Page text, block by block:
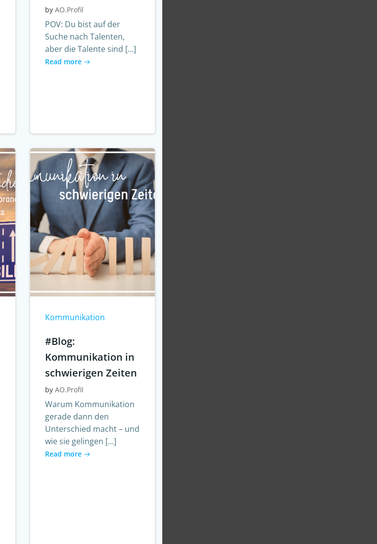
by AO.Profil
POV: Du bist auf der
Suche nach Talenten,
aber die Talente sind […]
Read more
Kommunikation
#Blog:
Kommunikation in
schwierigen Zeiten
by AO.Profil
Warum Kommunikation
gerade dann den
Unterschied macht – und
wie sie gelingen […]
Read more